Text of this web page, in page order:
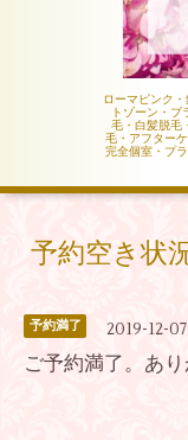
ローマピンク
トゾーン・ブ
毛・白髪脱毛
毛・アフター
完全個室・プ
予約空き状
予約満了 2019-12-
ご予約満了。あ